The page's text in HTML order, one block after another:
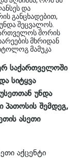
და
განცხადებით,
შეცვალოს.
შორის
მხრიდან
მამუკა
საქართველოში
სიტყვა
უნდა
პათოსის შემდეგ,
ასეთი
აქცენტი